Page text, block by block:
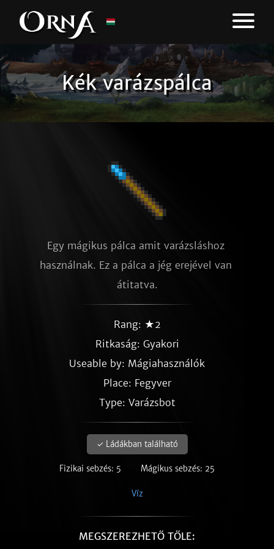
Kék varázspálca
Egy mágikus pálca amit varázsláshoz
használnak. Ez a pálca a jég erejével van
átitatva.
Rang: ★2
Ritkaság: Gyakori
Useable by: Mágiahasználók
Place: Fegyver
Type: Varázsbot
✓ Ládákban található
Fizikai sebzés: 5 Mágikus sebzés: 25
Víz
MEGSZEREZHETŐ TŐLE: